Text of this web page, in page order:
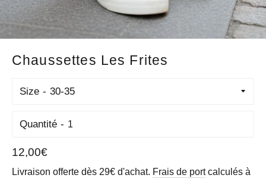
Chaussettes Les Frites
Size
Quantité
Prix
régulier
12,00€
Livraison offerte dès 29€ d'achat. Frais de portcalculés à